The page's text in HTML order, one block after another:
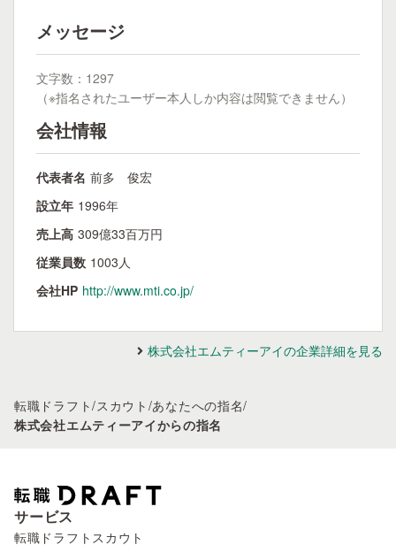
メッセージ
文字数：1297
（※指名されたユーザー本人しか内容は閲覧できません）
会社情報
代表者名 前多 俊宏
設立年 1996年
売上高 309億33百万円
従業員数 1003人
会社HP http://www.mti.co.jp/
株式会社エムティーアイの企業詳細を見る
転職ドラフト/スカウト /あなたへの指名/
株式会社エムティーアイからの指名
サービス
転職ドラフトスカウト